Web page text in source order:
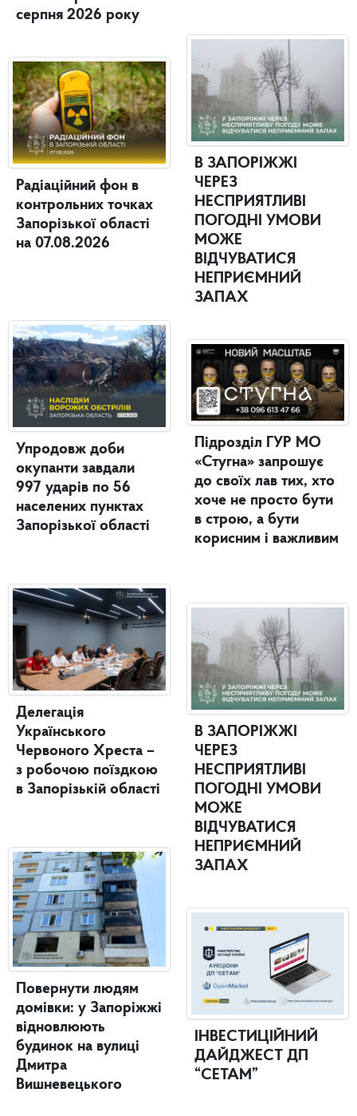
серпня 2026 року
Радіаційний фон в
контрольних точках
Запорізької області
на 07.08.2026
Упродовж доби
окупанти завдали
997 ударів по 56
населених пунктах
Запорізької області
Делегація
Українського
Червоного Хреста –
з робочою поїздкою
в Запорізькій області
Повернути людям
домівки: у Запоріжжі
відновлюють
будинок на вулиці
Дмитра
Вишневецького
В ЗАПОРІЖЖІ
ЧЕРЕЗ
НЕСПРИЯТЛИВІ
ПОГОДНІ УМОВИ
МОЖЕ
ВІДЧУВАТИСЯ
НЕПРИЄМНИЙ
ЗАПАХ
Підрозділ ГУР МО
«Стугна» запрошує
до своїх лав тих, хто
хоче не просто бути
в строю, а бути
корисним і важливим
В ЗАПОРІЖЖІ
ЧЕРЕЗ
НЕСПРИЯТЛИВІ
ПОГОДНІ УМОВИ
МОЖЕ
ВІДЧУВАТИСЯ
НЕПРИЄМНИЙ
ЗАПАХ
ІНВЕСТИЦІЙНИЙ
ДАЙДЖЕСТ ДП
“СЕТАМ”